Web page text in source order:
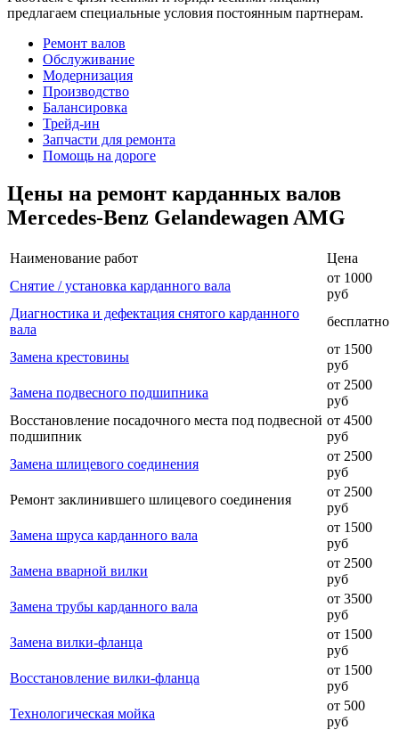
предлагаем специальные условия постоянным партнерам.
Ремонт валов
Обслуживание
Модернизация
Производство
Балансировка
Трейд-ин
Запчасти для ремонта
Помощь на дороге
Цены на ремонт карданных валов
Mercedes-Benz Gelandewagen AMG
Наименование работ
Цена
Снятие / установка карданного вала
от 1000
руб
Диагностика и дефектация снятого карданного
вала
бесплатно
Замена крестовины
от 1500
руб
Замена подвесного подшипника
от 2500
руб
Восстановление посадочного места под подвесной
подшипник
от 4500
руб
Замена шлицевого соединения
от 2500
руб
Ремонт заклинившего шлицевого соединения
от 2500
руб
Замена шруса карданного вала
от 1500
руб
Замена вварной вилки
от 2500
руб
Замена трубы карданного вала
от 3500
руб
Замена вилки-фланца
от 1500
руб
Восстановление вилки-фланца
от 1500
руб
Технологическая мойка
от 500
руб